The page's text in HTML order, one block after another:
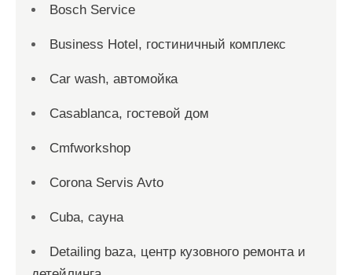
Bosch Service
Business Hotel, гостиничный комплекс
Car wash, автомойка
Casablanca, гостевой дом
Cmfworkshop
Corona Servis Avto
Cuba, сауна
Detailing baza, центр кузовного ремонта и